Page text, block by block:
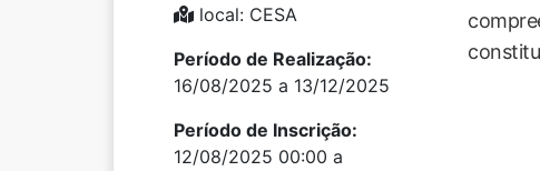
local: CESA
Período de Realização:
16/08/2025 a 13/12/2025
Período de Inscrição:
12/08/2025 00:00 a